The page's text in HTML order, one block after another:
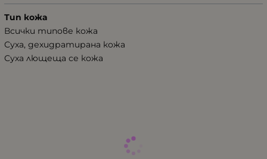
Тип кожа
Всички типове кожа
Суха, дехидратирана кожа
Суха лющеща се кожа